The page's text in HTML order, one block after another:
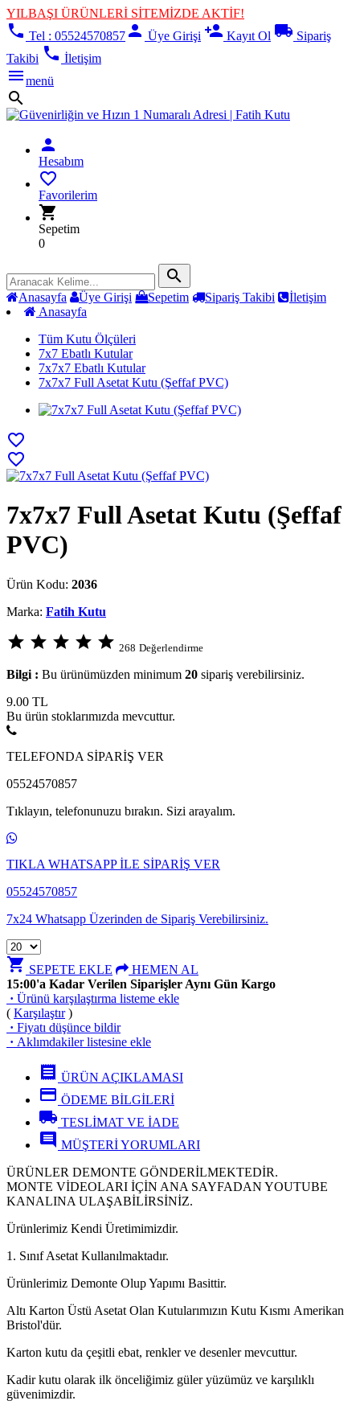
YILBAŞI ÜRÜNLERİ SİTEMİZDE AKTİF!
phone Tel : 05524570857 person Üye Girişi person_add Kayıt Ol local_shipping Sipariş
Takibi phone İletişim
menumenü
search
person
Hesabım
favorite_border
Favorilerim
shopping_cart
Sepetim
0
search
Anasayfa Üye Girişi Sepetim Sipariş Takibi
İletişim
Anasayfa
Tüm Kutu Ölçüleri
7x7 Ebatlı Kutular
7x7x7 Ebatlı Kutular
7x7x7 Full Asetat Kutu (Şeffaf PVC)
favorite_border
favorite_border
7x7x7 Full Asetat Kutu (Şeffaf
PVC)
Ürün Kodu: 2036
Marka: Fatih Kutu
star star star star star 268 Değerlendirme
Bilgi : Bu ürünümüzden minimum 20 sipariş verebilirsiniz.
9.00 TL
Bu ürün stoklarımızda mevcuttur.
TELEFONDA SİPARİŞ VER
05524570857
Tıklayın, telefonunuzu bırakın. Sizi arayalım.
TIKLA WHATSAPP İLE SİPARİŞ VER
05524570857
7x24 Whatsapp Üzerinden de Sipariş Verebilirsiniz.
shopping_cart SEPETE EKLE
HEMEN AL
15:00'a Kadar Verilen Siparişler Aynı Gün Kargo
· Ürünü karşılaştırma listeme ekle
( Karşılaştır)
· Fiyatı düşünce bildir
· Aklımdakiler listesine ekle
receipt ÜRÜN AÇIKLAMASI
credit_card ÖDEME BİLGİLERİ
local_shipping TESLİMAT VE İADE
comment MÜŞTERİ YORUMLARI
ÜRÜNLER DEMONTE GÖNDERİLMEKTEDİR.
MONTE VİDEOLARI İÇİN ANA SAYFADAN YOUTUBE
KANALINA ULAŞABİLİRSİNİZ.
Ürünlerimiz Kendi Üretimimizdir.
1. Sınıf Asetat Kullanılmaktadır.
Ürünlerimiz Demonte Olup Yapımı Basittir.
Altı Karton Üstü Asetat Olan Kutularımızın Kutu Kısmı Amerikan
Bristol'dür.
Karton kutu da çeşitli ebat, renkler ve desenler mevcuttur.
Kadir kutu olarak ilk önceliğimiz güler yüzümüz ve karşılıklı
güvenimizdir.